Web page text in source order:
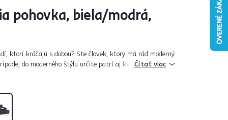
pohovka, biela/modrá,
ktorí kráčajú s dobou? Ste človek, ktorý má rád moderný
do moderného štýlu určite patrí aj kvalitná a
Čítať viac